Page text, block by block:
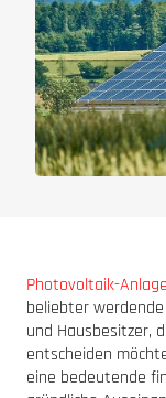
Photovoltaik-
beliebter
und Hausbesitzer,
entscheiden
eine bedeutende